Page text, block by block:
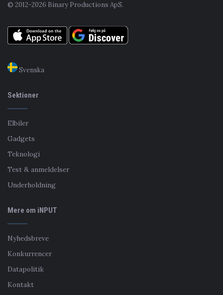
© 2012-2026 Binary Productions ApS.
Svenska
Sektioner
Elbiler
Gadgets
Teknologi
Test & anmeldelser
Underholdning
Mere om iNPUT
Nyhedsbreve
Konkurrencer
Datapolitik
Kontakt